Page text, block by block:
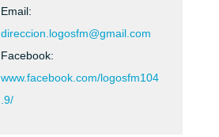
Email:
direccion.logosfm@gmail.com
Facebook:
www.facebook.com/logosfm104
.9/